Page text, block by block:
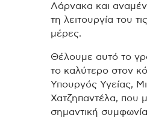
Λάρνακα και
τη λειτουργία του
μέρες.
Θέλουμε αυτό το
το καλύτερο στον
Υπουργός Υγείας,
Χατζηπαντέλα, που
σημαντική